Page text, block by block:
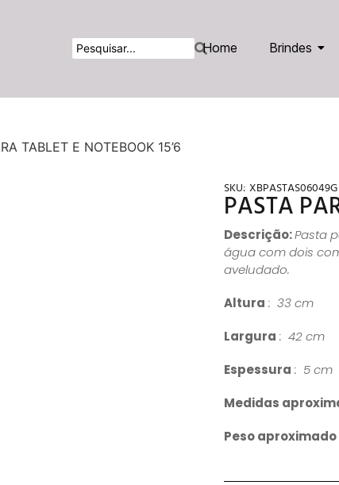
Home Brindes
TABLET E NOTEBOOK 15’6
SKU: XBPASTAS06049G
PASTA
Descrição:Pasta
água com dois
aveludado.
Altura : 33 cm
Largura : 42 cm
Espessura : 5 cm
Medidas
Peso aproximado